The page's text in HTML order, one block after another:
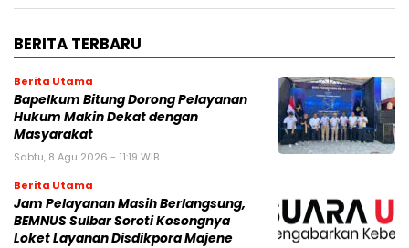
BERITA TERBARU
Berita Utama
Bapelkum Bitung Dorong Pelayanan
Hukum Makin Dekat dengan
Masyarakat
Sabtu, 8 Agu 2026 - 11:19 WIB
Berita Utama
Jam Pelayanan Masih Berlangsung,
BEMNUS Sulbar Soroti Kosongnya
Loket Layanan Disdikpora Majene